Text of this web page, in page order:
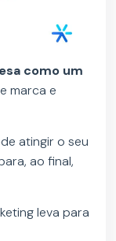
como um
marca e
atingir o seu
ao final,
leva para